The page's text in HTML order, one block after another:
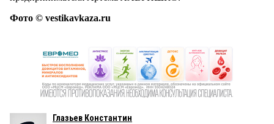
Фото © vestikavkaza.ru
Глазьев Константин